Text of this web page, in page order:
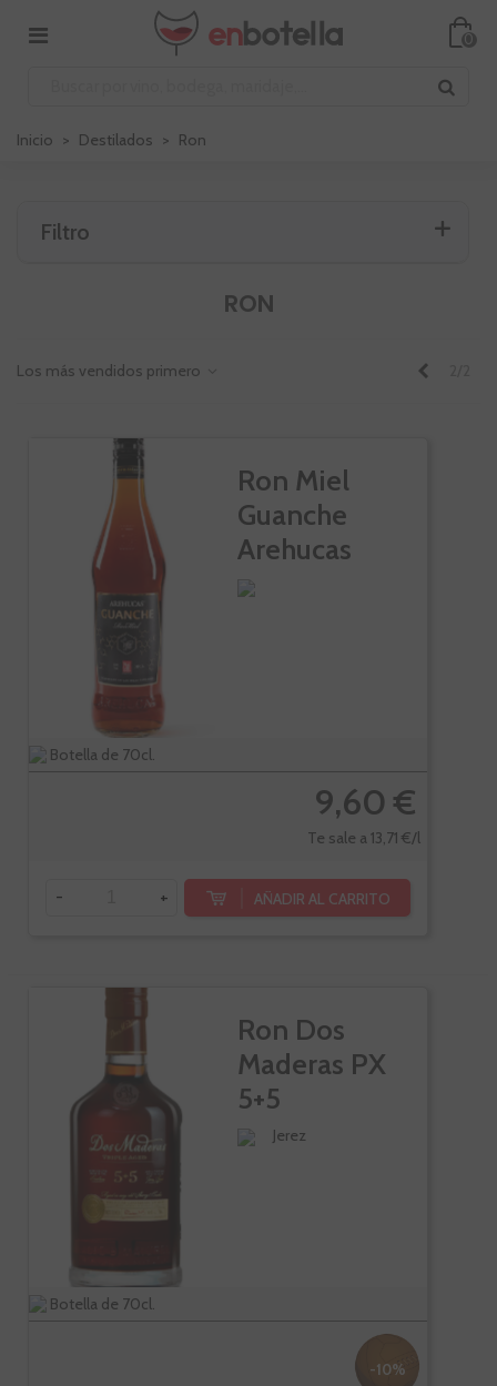
0
Inicio > Destilados > Ron
Filtro
RON
Los más vendidos primero
Ron Miel
Guanche
Arehucas
Botella de 70cl.
9,60 €
Te sale a 13,71 €/l
- + AÑADIR AL CARRITO
Ron Dos
Maderas PX
5+5
Jerez
Botella de 70cl.
-10%